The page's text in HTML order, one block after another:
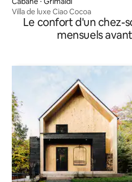
Villa de luxe Ciao Cocoa
Le confort d'un chez-
mensuels